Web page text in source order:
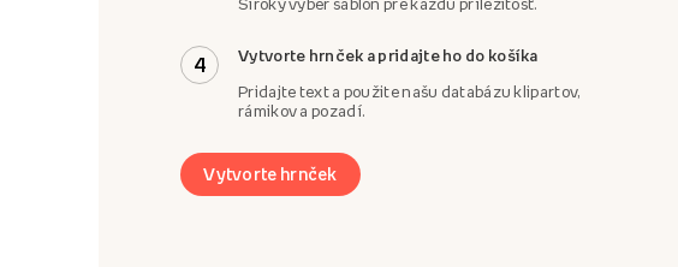
4 Vytvorte hrnček a pridajte ho do košíka
Pridajte text a použite našu databázu klipartov,
rámikov a pozadí.
Vytvorte hrnček